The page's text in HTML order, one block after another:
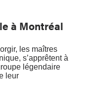
à Montréal
les maîtres
s’apprêtent à
légendaire
leur